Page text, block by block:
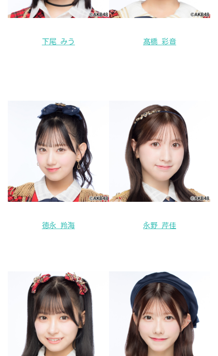
下尾 みう 髙橋 彩音
徳永 羚海 永野 芹佳